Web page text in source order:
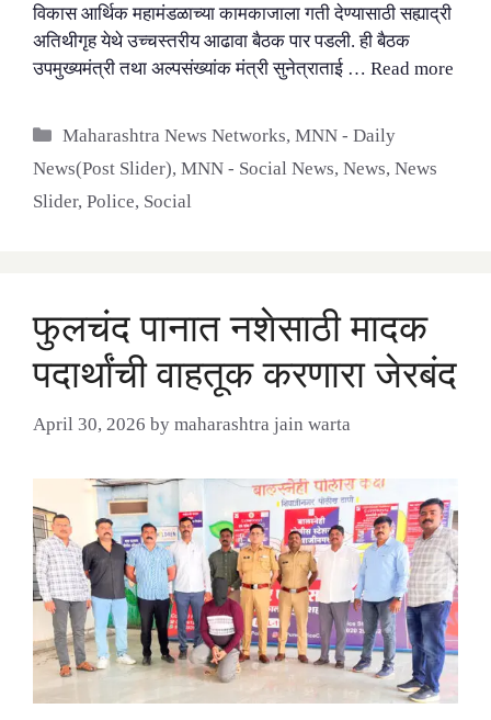
विकास आर्थिक महामंडळाच्या कामकाजाला गती देण्यासाठी सह्याद्री
अतिथीगृह येथे उच्चस्तरीय आढावा बैठक पार पडली. ही बैठक
उपमुख्यमंत्री तथा अल्पसंख्यांक मंत्री सुनेत्राताई … Read more
Categories
Maharashtra News Networks,MNN - Daily
News(Post Slider), MNN - Social News, News, News
Slider, Police, Social
फुलचंद पानात नशेसाठी मादक
पदार्थांची वाहतूक करणारा जेरबंद
April 30, 2026 by maharashtra jain warta